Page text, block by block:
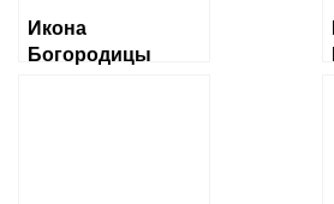
Икона
Богородицы